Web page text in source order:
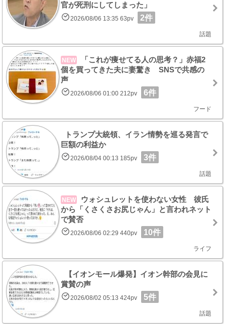
官が死刑にしてしまった」
2026/08/06 13:35 63pv 2件
話題
NEW
「これが痩せてる人の思考？」赤福2
個を買ってきた夫に妻驚き SNSで共感の
声
2026/08/06 01:00 212pv 6件
フード
トランプ大統領、イラン情勢を巡る発言で
巨額の利益か
2026/08/04 00:13 185pv 3件
話題
NEW
ウォシュレットを使わない女性 彼氏
から「くさくさお尻じゃん」と言われネット
で賛否
2026/08/06 02:29 440pv 10件
ライフ
【イオンモール爆発】イオン幹部の会見に
賞賛の声
2026/08/02 05:13 424pv 5件
話題